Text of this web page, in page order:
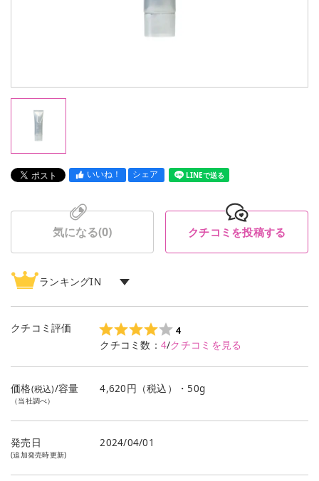
いいね！ シェア LINEで送る
気になる(0) クチコミを投稿する
ランキングIN
日焼け止めランキング2位
日焼け止め（顔用）ランキング2位
クチコミ評価 4
クチコミ数： 4/クチコミを見る
価格(税込)/容量
（当社調べ）
4,620円（税込）・50g
発売日
(追加発売時更新)
2024/04/01